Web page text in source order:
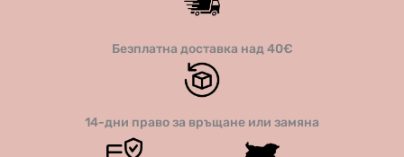
Безплатна доставка над 40€
14-дни право за връщане или замяна